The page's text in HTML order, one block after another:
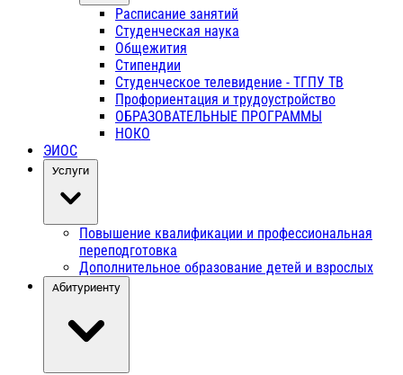
Расписание занятий
Студенческая наука
Общежития
Стипендии
Студенческое телевидение - ТГПУ ТВ
Профориентация и трудоустройство
ОБРАЗОВАТЕЛЬНЫЕ ПРОГРАММЫ
НОКО
ЭИОС
Услуги
Повышение квалификации и профессиональная
переподготовка
Дополнительное образование детей и взрослых
Абитуриенту